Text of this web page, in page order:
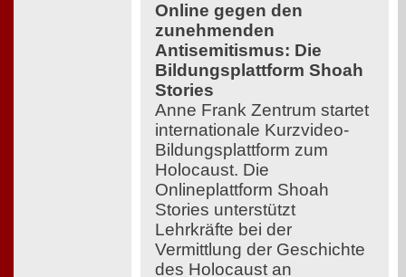
Online gegen den
zunehmenden
Antisemitismus: Die
Bildungsplattform Shoah
Stories
Anne Frank Zentrum startet
internationale Kurzvideo-
Bildungsplattform zum
Holocaust. Die
Onlineplattform Shoah
Stories unterstützt
Lehrkräfte bei der
Vermittlung der Geschichte
des Holocaust an